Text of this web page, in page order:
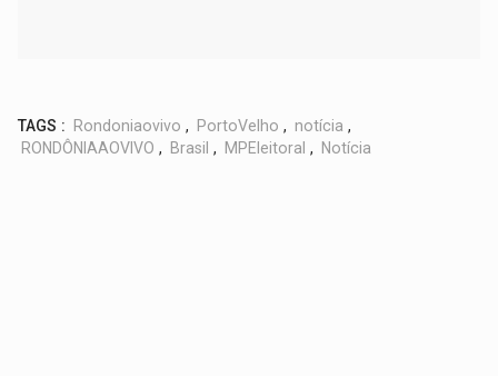
TAGS : Rondoniaovivo , PortoVelho , notícia ,
RONDÔNIAAOVIVO , Brasil , MPEleitoral , Notícia